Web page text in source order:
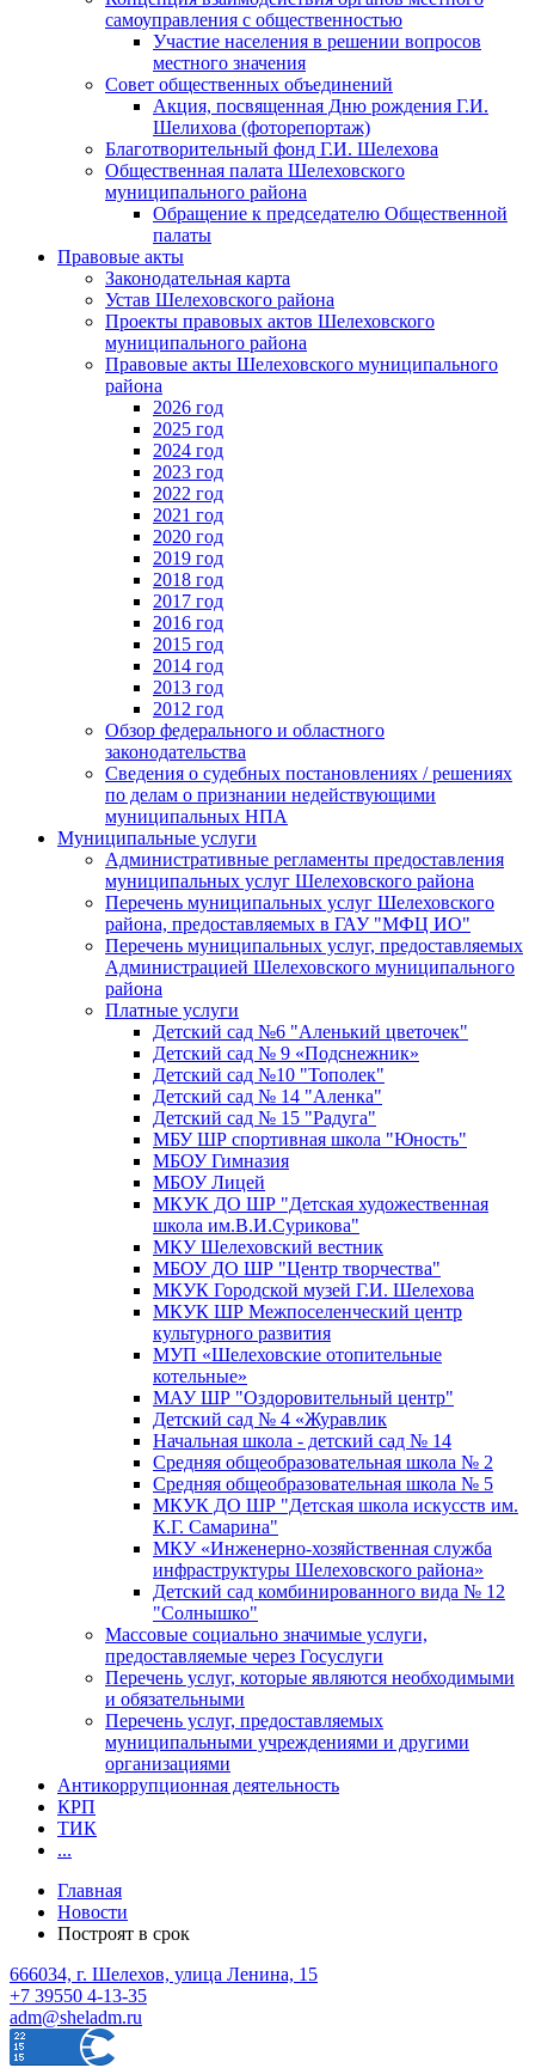
самоуправления с общественностью
Участие населения в решении вопросов
местного значения
Совет общественных объединений
Акция, посвященная Дню рождения Г.И.
Шелихова (фоторепортаж)
Благотворительный фонд Г.И. Шелехова
Общественная палата Шелеховского
муниципального района
Обращение к председателю Общественной
палаты
Правовые акты
Законодательная карта
Устав Шелеховского района
Проекты правовых актов Шелеховского
муниципального района
Правовые акты Шелеховского муниципального
района
2026 год
2025 год
2024 год
2023 год
2022 год
2021 год
2020 год
2019 год
2018 год
2017 год
2016 год
2015 год
2014 год
2013 год
2012 год
Обзор федерального и областного
законодательства
Сведения о судебных постановлениях / решениях
по делам о признании недействующими
муниципальных НПА
Муниципальные услуги
Административные регламенты предоставления
муниципальных услуг Шелеховского района
Перечень муниципальных услуг Шелеховского
района, предоставляемых в ГАУ "МФЦ ИО"
Перечень муниципальных услуг, предоставляемых
Администрацией Шелеховского муниципального
района
Платные услуги
Детский сад №6 "Аленький цветочек"
Детский сад № 9 «Подснежник»
Детский сад №10 "Тополек"
Детский сад № 14 "Аленка"
Детский сад № 15 "Радуга"
МБУ ШР спортивная школа "Юность"
МБОУ Гимназия
МБОУ Лицей
МКУК ДО ШР "Детская художественная
школа им.В.И.Сурикова"
МКУ Шелеховский вестник
МБОУ ДО ШР "Центр творчества"
МКУК Городской музей Г.И. Шелехова
МКУК ШР Межпоселенческий центр
культурного развития
МУП «Шелеховские отопительные
котельные»
МАУ ШР "Оздоровительный центр"
Детский сад № 4 «Журавлик
Начальная школа - детский сад № 14
Средняя общеобразовательная школа № 2
Средняя общеобразовательная школа № 5
МКУК ДО ШР "Детская школа искусств им.
К.Г. Самарина"
МКУ «Инженерно-хозяйственная служба
инфраструктуры Шелеховского района»
Детский сад комбинированного вида № 12
"Солнышко"
Массовые социально значимые услуги,
предоставляемые через Госуслуги
Перечень услуг, которые являются необходимыми
и обязательными
Перечень услуг, предоставляемых
муниципальными учреждениями и другими
организациями
Антикоррупционная деятельность
КРП
ТИК
...
Главная
Новости
Построят в срок
666034, г. Шелехов, улица Ленина, 15
+7 39550 4-13-35
adm@sheladm.ru